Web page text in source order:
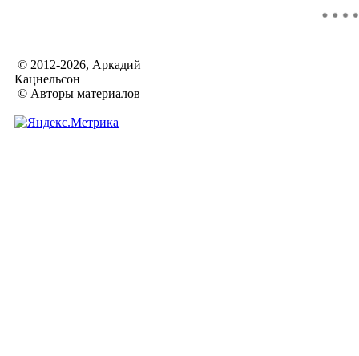
© 2012-2026, Аркадий
Кацнельсон
© Авторы материалов